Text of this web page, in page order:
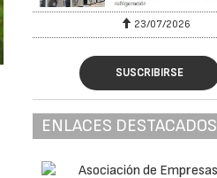
23/07/2026
SUSCRIBIRSE
ENLACES DESTACADOS